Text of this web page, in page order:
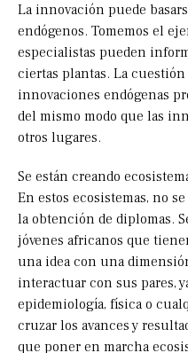
La innovación puede
endógenos. Tomemos el
especialistas pueden
ciertas plantas. La cuestión
innovaciones endógenas
del mismo modo que las
otros lugares.
Se están creando
En estos ecosistemas, no
la obtención de diplomas.
jóvenes africanos que
una idea con una
interactuar con sus pares,
epidemiología, física o
cruzar los avances y
que poner en marcha